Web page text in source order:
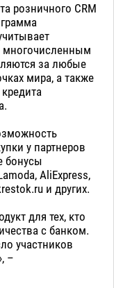
розничного CRM
многочисленным
за любые
мира, а также
у партнеров
бонусы
AliExpress,
и других.
для тех, кто
с банком.
участников
–